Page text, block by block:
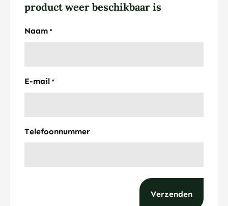
product weer beschikbaar is
Naam *
E-mail *
Telefoonnummer